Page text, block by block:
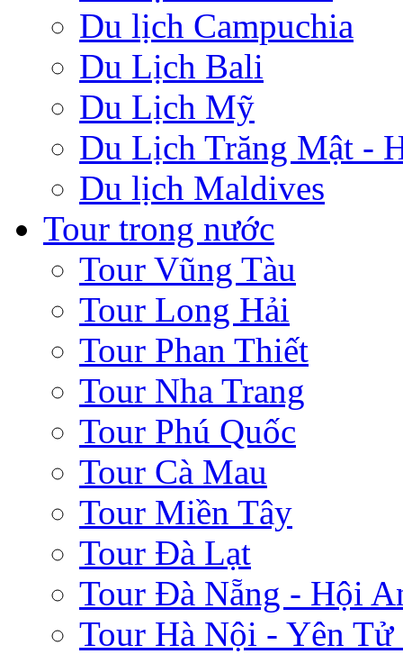
Du lịch Campuchia
Du Lịch Bali
Du Lịch Mỹ
Du Lịch Trăng Mật -
Du lịch Maldives
Tour trong nước
Tour Vũng Tàu
Tour Long Hải
Tour Phan Thiết
Tour Nha Trang
Tour Phú Quốc
Tour Cà Mau
Tour Miền Tây
Tour Đà Lạt
Tour Đà Nẵng - Hội
Tour Hà Nội - Yên